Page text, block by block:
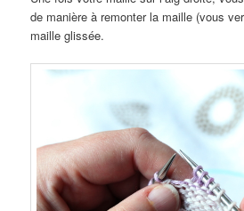
de manière à remonter la maille (vous
maille glissée.